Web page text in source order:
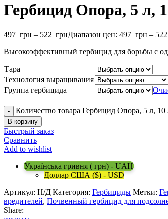
Гербицид Опора, 5 л,
497 грн – 522 грнДиапазон цен: 497 грн –
Высокоэффективный гербицид для борьбы с
Тара
Технология выращивания
Группа гербицида
Количество товара Гербицид Опора, 5 л, 10
В корзину
Быстрый заказ
Сравнить
Add to wishlist
Українська гривня ( грн) - UAH
Доллар США ($) - USD
Артикул: Н/Д Категория: Гербициды Метки:
вредителей, Почвенный гербицид для
Share: